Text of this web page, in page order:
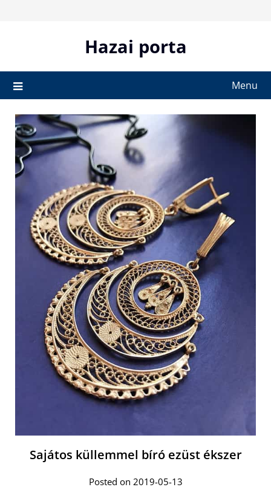
Hazai porta
Menu
Sajátos küllemmel bíró ezüst ékszer
Posted on 2019-05-13